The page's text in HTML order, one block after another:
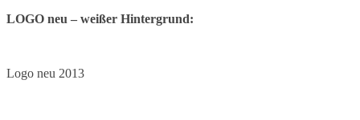
LOGO neu – weißer Hintergrund:
Logo neu 2013